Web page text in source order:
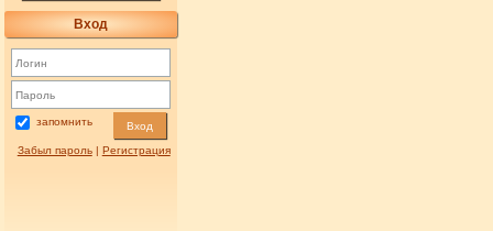
Вход
запомнить Вход
Забыл пароль| Регистрация